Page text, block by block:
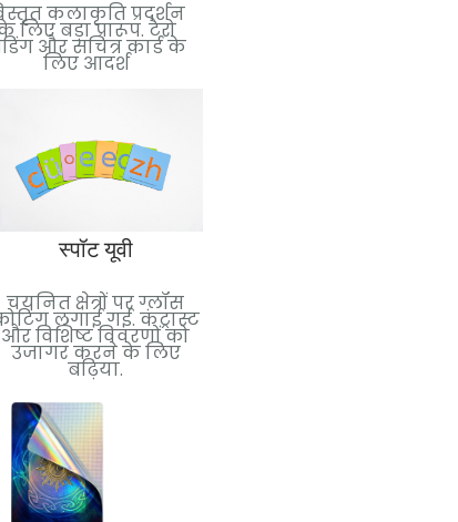
कलाकृति प्रदर्शन
लिए बड़ा प्रारूप. टैरो
और सचित्र कार्ड के
लिए आदर्श
स्पॉट यूवी
चयनित क्षेत्रों पर ग्लॉस
लगाई गई. कंट्रास्ट
और विशिष्ट विवरणों को
उजागर करने के लिए
बढ़िया.